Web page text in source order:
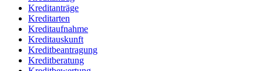
Kreditanträge
Kreditarten
Kreditaufnahme
Kreditauskunft
Kreditbeantragung
Kreditberatung